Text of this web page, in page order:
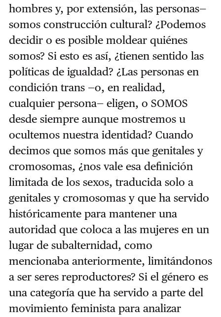
hombres y, por extensión, las personas—
somos construcción cultural? ¿Podemos
decidir o es posible moldear quiénes
somos? Si esto es así, ¿tienen sentido las
políticas de igualdad? ¿Las personas en
condición trans —o, en realidad,
cualquier persona— eligen, o SOMOS
desde siempre aunque mostremos u
ocultemos nuestra identidad? Cuando
decimos que somos más que genitales y
cromosomas, ¿nos vale esa definición
limitada de los sexos, traducida solo a
genitales y cromosomas y que ha servido
históricamente para mantener una
autoridad que coloca a las mujeres en un
lugar de subalternidad, como
mencionaba anteriormente, limitándonos
a ser seres reproductores? Si el género es
una categoría que ha servido a parte del
movimiento feminista para analizar